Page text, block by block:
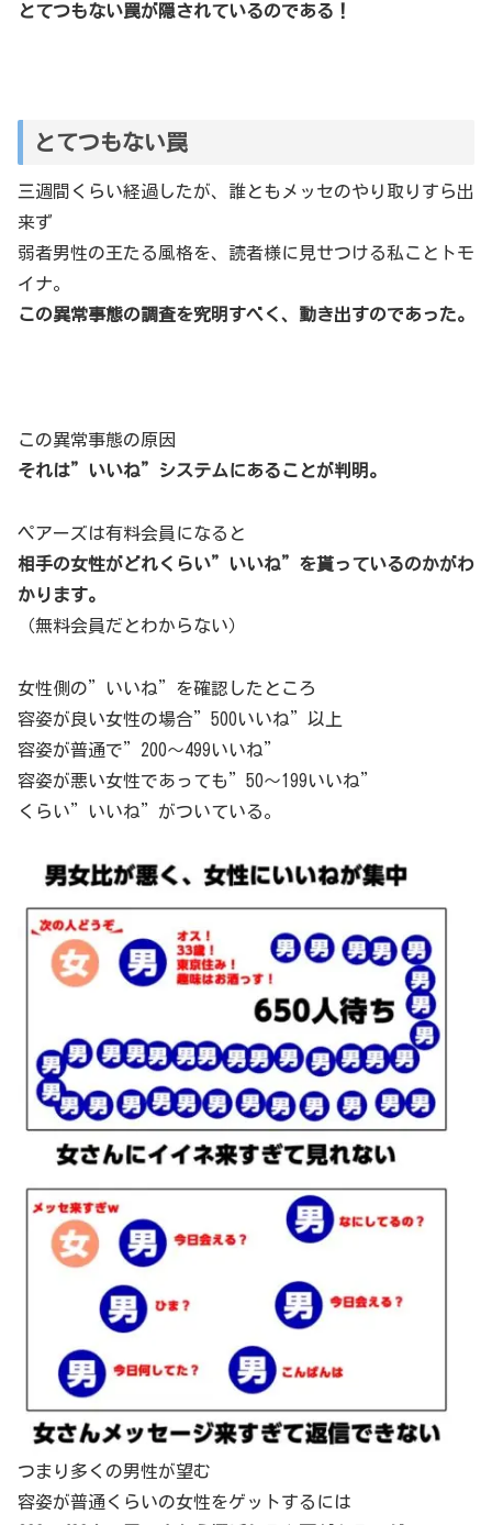
とてつもない罠が隠されているのである！
とてつもない罠
三週間くらい経過したが、誰ともメッセのやり取りすら出
来ず
弱者男性の王たる風格を、読者様に見せつける私ことトモ
イナ。
この異常事態の調査を究明すべく、動き出すのであった。
この異常事態の原因
それは”いいね”システムにあることが判明。
ペアーズは有料会員になると
相手の女性がどれくらい”いいね”を貰っているのかがわ
かります。
（無料会員だとわからない）
女性側の”いいね”を確認したところ
容姿が良い女性の場合”500いいね”以上
容姿が普通で”200～499いいね”
容姿が悪い女性であっても”50～199いいね”
くらい”いいね”がついている。
つまり多くの男性が望む
容姿が普通くらいの女性をゲットするには